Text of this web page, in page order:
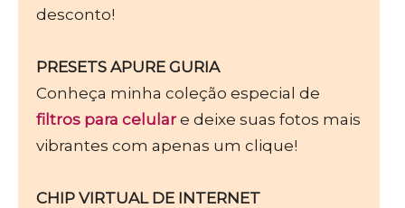
desconto!
PRESETS APURE GURIA
Conheça minha coleção especial de
filtros para celular e deixe suas fotos mais
vibrantes com apenas um clique!
CHIP VIRTUAL DE INTERNET